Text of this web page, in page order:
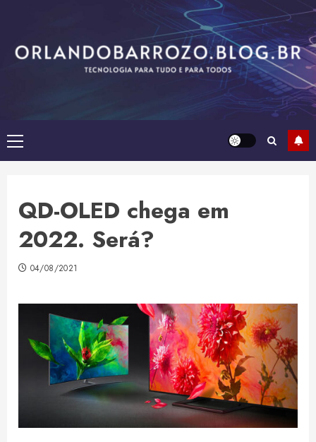
content
Primary
Menu
QD-OLED chega em
2022. Será?
04/08/2021